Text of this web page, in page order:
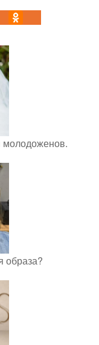
молодоженов.
образа?